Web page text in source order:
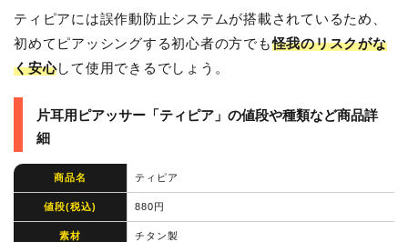
ティピアには誤作動防止システムが搭載されているため、
初めてピアッシングする初心者の方でも怪我のリスクがな
く安心して使用できるでしょう。
片耳用ピアッサー「ティピア」の値段や種類など商品詳
細
商品名 ティピア
値段(税込) 880円
素材 チタン製